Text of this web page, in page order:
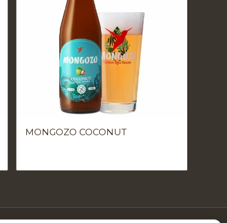
MONGOZO COCONUT